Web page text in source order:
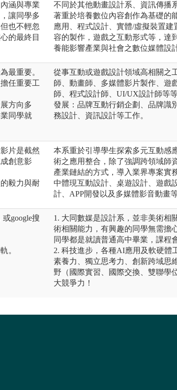
涵與專業
讓同學多
也不輕忽
的最終目
不同於其他動畫設計系、資訊傳播
著重於培養數位內容創作為基礎的
應用、程式設計、實體/虛擬裝置
容的製作，遊戲之互動形式等，達
養能影響產業與社會之數位媒體設
最重要。
任重要工
方向多
同學就
從事互動或遊戲設計領域高相關之
師、動畫師、多媒體影片製作、遊
師、程式設計師、UI/UX設計師等
發展：品牌互動行銷企劃、品牌識
務設計、資訊設計等工作。
片是截然
創意影
毅力與耐
本系重於引導學生探索多元互動感
術之應用整合，除了強調跨領域師
產業鏈結的方式，導入業界專案實
中體現互動設計、桌遊設計、遊戲
計、APP開發以及多媒體影音動畫
google搜
。
1. 大同數媒是設計系，並非美術相
術相關能力，有興趣的同學無需擔
同學都是就讀普通高中畢業，課程
2. 科技進步，各種AI應用及軟硬體
素養力、獨立思考力、創新跨域思
野（國際實習、國際交換、雙聯學
大競爭力！